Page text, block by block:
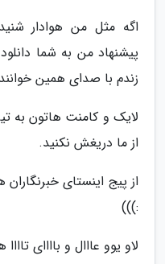
اگه مثل من هوادار
پیشنهاد من به شما
زندم با صدای همین
لایک و کامنت هاتون به
از ما دریغش نکنید.
از پیج اینستای
:)))
لاو یوو عااال و باااای تاااا